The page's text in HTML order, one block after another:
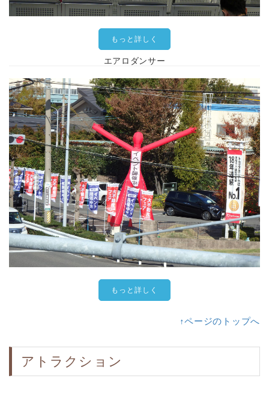
もっと詳しく
エアロダンサー
もっと詳しく
↑ページのトップへ
アトラクション